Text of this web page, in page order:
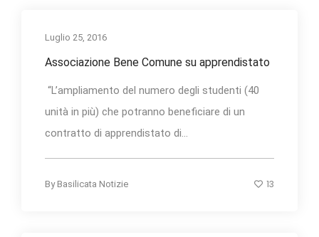
Luglio 25, 2016
Associazione Bene Comune su apprendistato
“L’ampliamento del numero degli studenti (40
unità in più) che potranno beneficiare di un
contratto di apprendistato di...
By Basilicata Notizie 13